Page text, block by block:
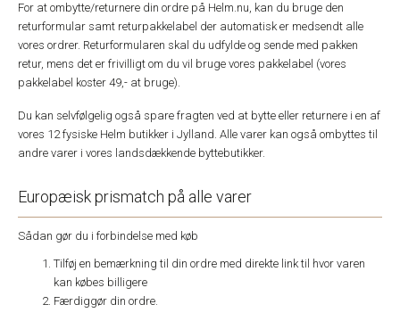
For at ombytte/returnere din ordre på Helm.nu, kan du bruge den
returformular samt returpakkelabel der automatisk er medsendt alle
vores ordrer. Returformularen skal du udfylde og sende med pakken
retur, mens det er frivilligt om du vil bruge vores pakkelabel (vores
pakkelabel koster 49,- at bruge).
Du kan selvfølgelig også spare fragten ved at bytte eller returnere i en af
vores 12 fysiske Helm butikker i Jylland. Alle varer kan også ombyttes til
andre varer i vores landsdækkende byttebutikker.
Europæisk prismatch på alle varer
Sådan gør du i forbindelse med køb
Tilføj en bemærkning til din ordre med direkte link til hvor varen
kan købes billigere
Færdiggør din ordre.